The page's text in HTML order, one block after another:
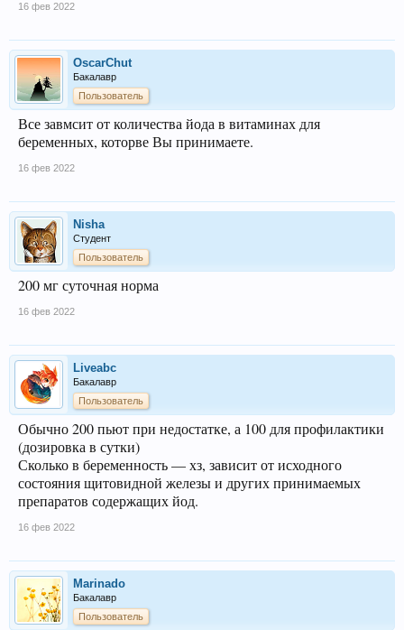
16 фев 2022
OscarChut
Бакалавр
Пользователь
Все завмсит от количества йода в витаминах для
беременных, которве Вы принимаете.
16 фев 2022
Nisha
Студент
Пользователь
200 мг суточная норма
16 фев 2022
Liveabc
Бакалавр
Пользователь
Обычно 200 пьют при недостатке, а 100 для профилактики
(дозировка в сутки)
Сколько в беременность — хз, зависит от исходного
состояния щитовидной железы и других принимаемых
препаратов содержащих йод.
16 фев 2022
Marinado
Бакалавр
Пользователь